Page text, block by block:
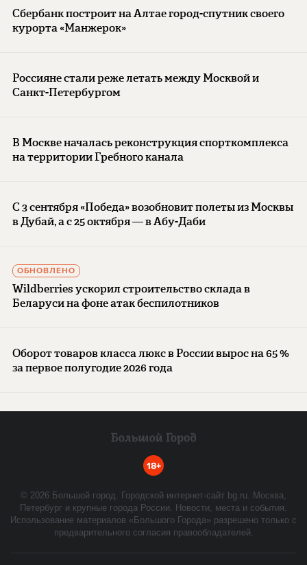
Сбербанк построит на Алтае город-спутник своего
курорта «Манжерок»
Россияне стали реже летать между Москвой и
Санкт-Петербургом
В Москве началась реконструкция спорткомплекса
на территории Гребного канала
С 3 сентября «Победа» возобновит полеты из Москвы
в Дубай, а с 25 октября — в Абу-Даби
ОБНОВЛЕНО
Wildberries ускорил строительство склада в
Беларуси на фоне атак беспилотников
Оборот товаров класса люкс в России вырос на 65 %
за первое полугодие 2026 года
18+
© 2026 Большой город. Городской интернет-сайт bg.ru. Москва,
Петербург и крупные города России. Новости, места и события.
Использование материалов «Большого Города» разрешено только с
предварительного согласия правообладателей.